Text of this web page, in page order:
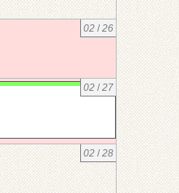
02 /26
02 /27
02 /28